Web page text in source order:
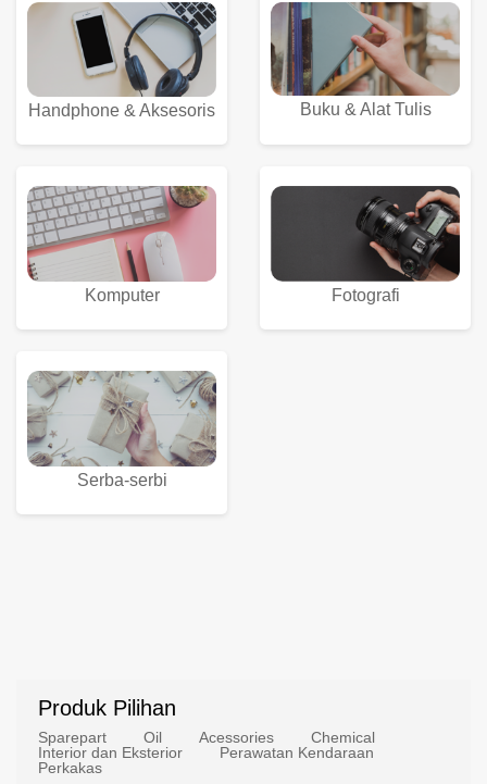
Handphone & Aksesoris Buku & Alat Tulis
Komputer Fotografi
Serba-serbi
Produk Pilihan
Sparepart Oil Acessories
Chemical
Interior dan Eksterior
Perawatan Kendaraan
Perkakas